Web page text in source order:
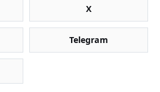
X
Telegram